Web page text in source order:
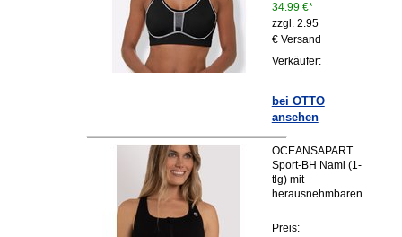
34.99 €*
zzgl. 2.95
€ Versand
Verkäufer:
bei OTTO
ansehen
OCEANSAPART
Sport-BH Nami (1-
tlg) mit
herausnehmbaren
Preis: